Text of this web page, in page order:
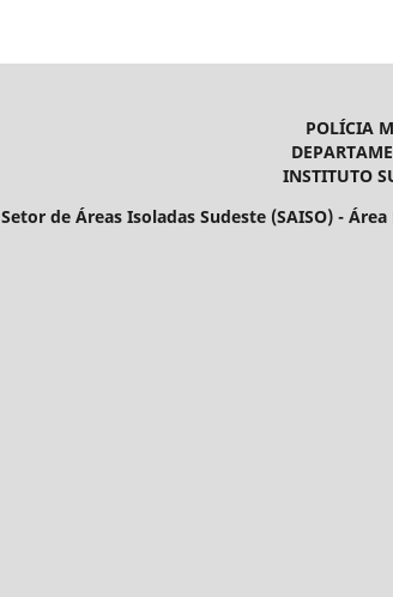
POLÍCIA
INSTITUTO
Setor de Áreas Isoladas Sudeste (SAISO) -